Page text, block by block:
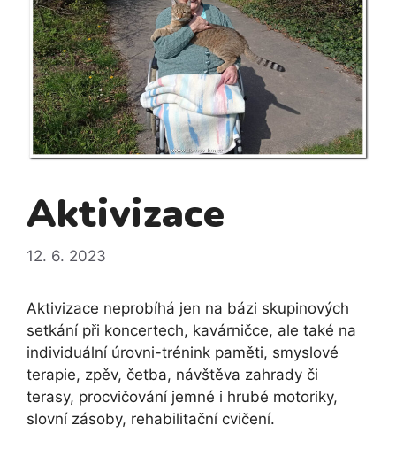
Aktivizace
12. 6. 2023
Aktivizace neprobíhá jen na bázi skupinových
setkání při koncertech, kavárničce, ale také na
individuální úrovni-trénink paměti, smyslové
terapie, zpěv, četba, návštěva zahrady či
terasy, procvičování jemné i hrubé motoriky,
slovní zásoby, rehabilitační cvičení.